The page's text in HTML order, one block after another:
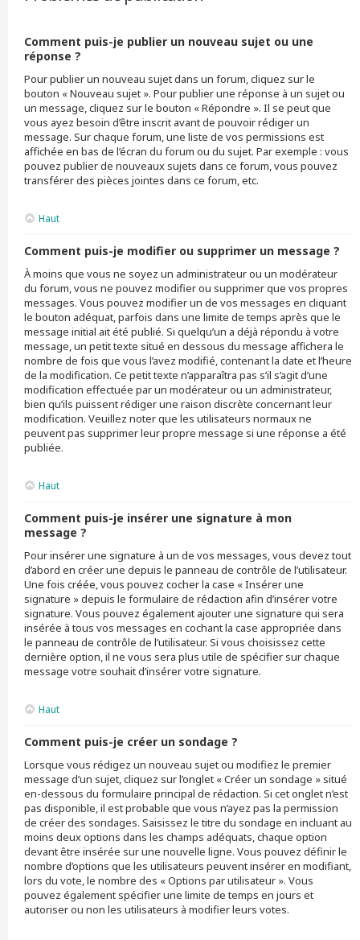
Comment puis-je publier un nouveau sujet ou une
réponse ?
Pour publier un nouveau sujet dans un forum, cliquez sur le
bouton « Nouveau sujet ». Pour publier une réponse à un sujet ou
un message, cliquez sur le bouton « Répondre ». Il se peut que
vous ayez besoin d’être inscrit avant de pouvoir rédiger un
message. Sur chaque forum, une liste de vos permissions est
affichée en bas de l’écran du forum ou du sujet. Par exemple : vous
pouvez publier de nouveaux sujets dans ce forum, vous pouvez
transférer des pièces jointes dans ce forum, etc.
Haut
Comment puis-je modifier ou supprimer un message ?
À moins que vous ne soyez un administrateur ou un modérateur
du forum, vous ne pouvez modifier ou supprimer que vos propres
messages. Vous pouvez modifier un de vos messages en cliquant
le bouton adéquat, parfois dans une limite de temps après que le
message initial ait été publié. Si quelqu’un a déjà répondu à votre
message, un petit texte situé en dessous du message affichera le
nombre de fois que vous l’avez modifié, contenant la date et l’heure
de la modification. Ce petit texte n’apparaîtra pas s’il s’agit d’une
modification effectuée par un modérateur ou un administrateur,
bien qu’ils puissent rédiger une raison discrète concernant leur
modification. Veuillez noter que les utilisateurs normaux ne
peuvent pas supprimer leur propre message si une réponse a été
publiée.
Haut
Comment puis-je insérer une signature à mon
message ?
Pour insérer une signature à un de vos messages, vous devez tout
d’abord en créer une depuis le panneau de contrôle de l’utilisateur.
Une fois créée, vous pouvez cocher la case « Insérer une
signature » depuis le formulaire de rédaction afin d’insérer votre
signature. Vous pouvez également ajouter une signature qui sera
insérée à tous vos messages en cochant la case appropriée dans
le panneau de contrôle de l’utilisateur. Si vous choisissez cette
dernière option, il ne vous sera plus utile de spécifier sur chaque
message votre souhait d’insérer votre signature.
Haut
Comment puis-je créer un sondage ?
Lorsque vous rédigez un nouveau sujet ou modifiez le premier
message d’un sujet, cliquez sur l’onglet « Créer un sondage » situé
en-dessous du formulaire principal de rédaction. Si cet onglet n’est
pas disponible, il est probable que vous n’ayez pas la permission
de créer des sondages. Saisissez le titre du sondage en incluant au
moins deux options dans les champs adéquats, chaque option
devant être insérée sur une nouvelle ligne. Vous pouvez définir le
nombre d’options que les utilisateurs peuvent insérer en modifiant,
lors du vote, le nombre des « Options par utilisateur ». Vous
pouvez également spécifier une limite de temps en jours et
autoriser ou non les utilisateurs à modifier leurs votes.